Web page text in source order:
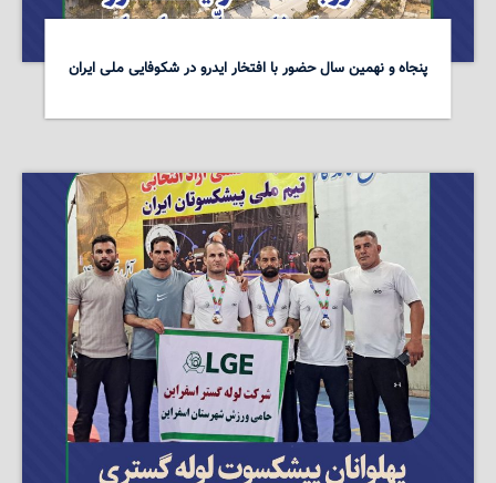
پنجاه و نهمین سال حضور با افتخار ایدرو در شکوفایی ملی ایران